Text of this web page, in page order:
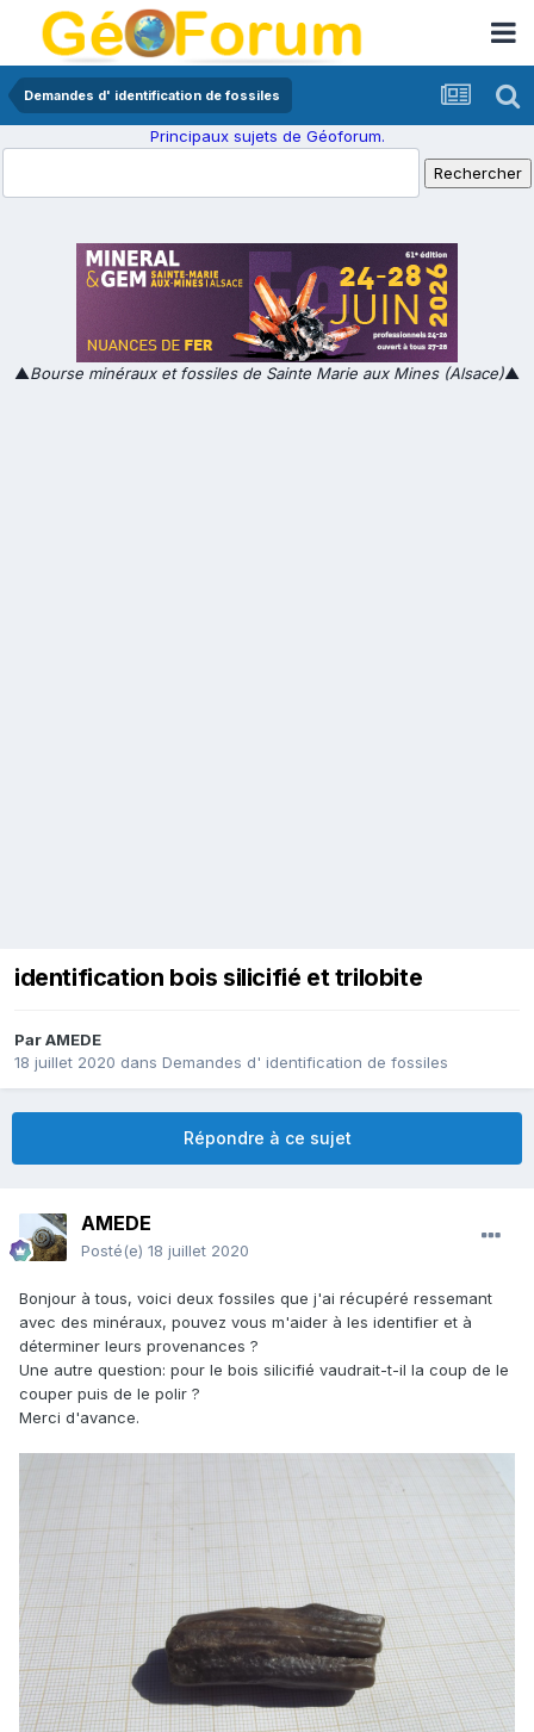
Demandes d' identification de fossiles
Principaux sujets de Géoforum.
▲Bourse minéraux et fossiles de Sainte Marie aux Mines (Alsace)▲
identification bois silicifié et trilobite
ParAMEDE
18 juillet 2020 dans Demandes d' identification de fossiles
Répondre à ce sujet
AMEDE
Posté(e) 18 juillet 2020
Bonjour à tous, voici deux fossiles que j'ai récupéré ressemant
avec des minéraux, pouvez vous m'aider à les identifier et à
déterminer leurs provenances ?
Une autre question: pour le bois silicifié vaudrait-t-il la coup de le
couper puis de le polir ?
Merci d'avance.